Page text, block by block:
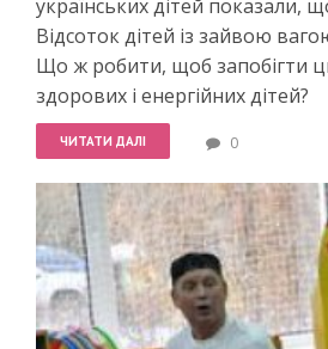
українських дітей показали,
Відсоток дітей із зайвою
Що ж робити, щоб запобігти
здорових і енергійних дітей?
ЧИТАТИ ДАЛІ 0